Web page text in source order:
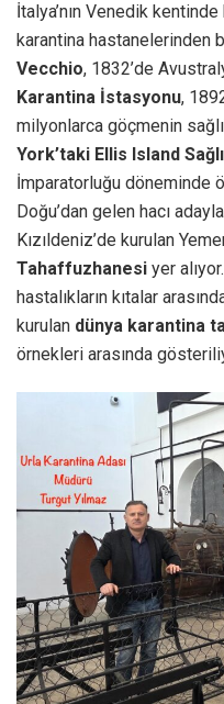
İtalya’nın Venedik
karantina hastanelerinden
Vecchio, 1832’de
Karantina İstasyonu,
milyonlarca göçmenin
York’taki Ellis Island
İmparatorluğu döneminde
Doğu’dan gelen hacı
Kızıldeniz’de kurulan
Tahaffuzhanesi yer
hastalıkların kıtalar
kurulan dünya karantina
örnekleri arasında